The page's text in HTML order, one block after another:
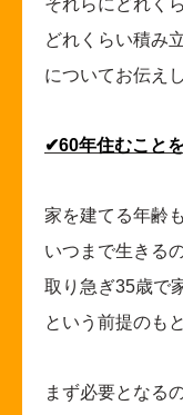
それらにどれく
どれくらい積み
についてお伝え
✔︎60年住むこと
家を建てる年齢も
いつまで生きる
取り急ぎ35歳で
という前提のも
まず必要となる